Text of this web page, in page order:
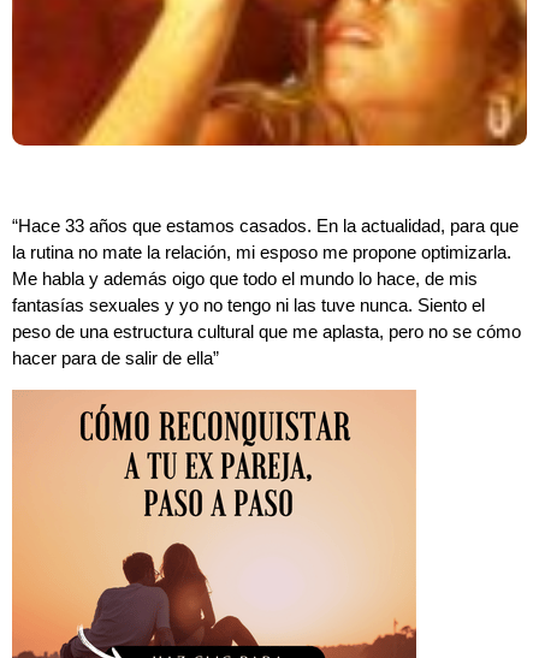
“Hace 33 años que estamos casados. En la actualidad, para que
la rutina no mate la relación, mi esposo me propone optimizarla.
Me habla y además oigo que todo el mundo lo hace, de mis
fantasías sexuales y yo no tengo ni las tuve nunca. Siento el
peso de una estructura cultural que me aplasta, pero no se cómo
hacer para de salir de ella”